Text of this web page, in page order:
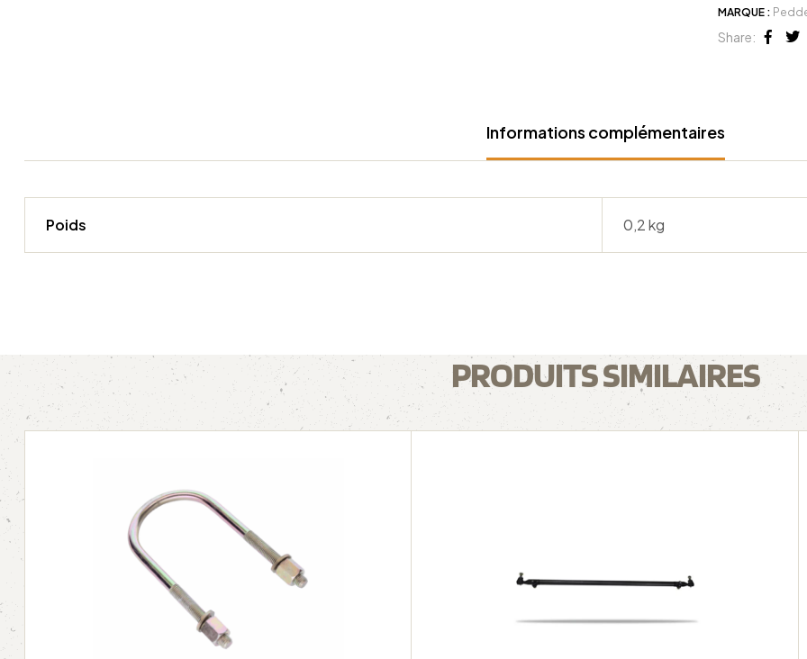
MARQUE :
Share:
Informations complémentaires
Poids 0,2 kg
PRODUITS SIMILAIRES